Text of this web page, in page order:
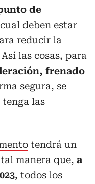
de
deben estar
reducir la
las cosas, para
frenado
segura, se
tenga las
tendrá un
manera que, a
, todos los